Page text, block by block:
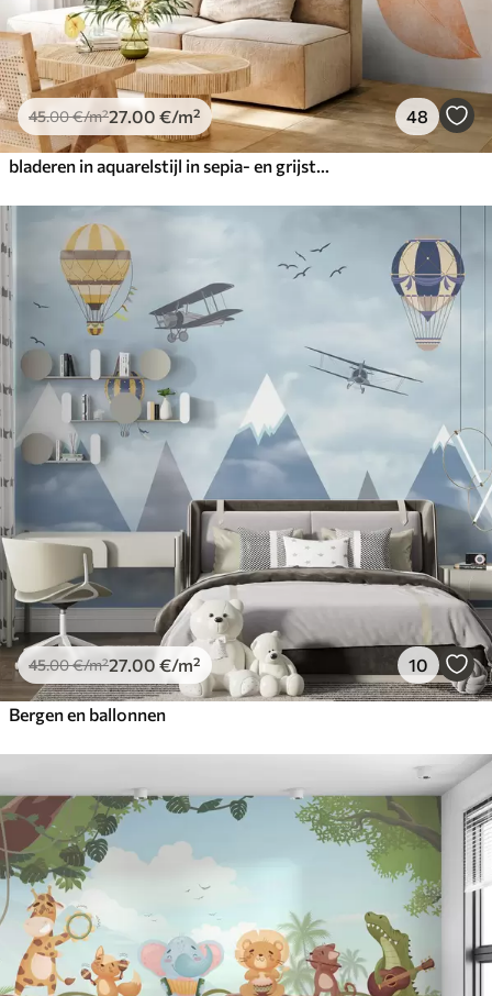
45.00€/m²27.00 €/m² 48
45.00€/m²27 .00 €/m² 10
Bergen en ballonnen